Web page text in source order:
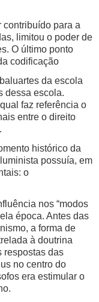
contribuído para a
limitou o poder de
O último ponto
codificação
da escola
dessa escola.
faz referência o
entre o direito
histórico da
possuía, em
o
nos “modos
época. Antes das
a forma de
à doutrina
respostas das
no centro do
era estimular o